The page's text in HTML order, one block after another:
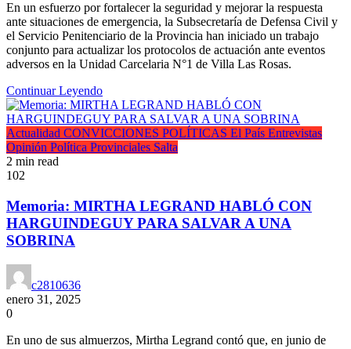
En un esfuerzo por fortalecer la seguridad y mejorar la respuesta
ante situaciones de emergencia, la Subsecretaría de Defensa Civil y
el Servicio Penitenciario de la Provincia han iniciado un trabajo
conjunto para actualizar los protocolos de actuación ante eventos
adversos en la Unidad Carcelaria N°1 de Villa Las Rosas.
Continuar Leyendo
Actualidad CONVICCIONES POLÍTICAS El País Entrevistas
Opinión Política Provinciales Salta
2 min read
102
Memoria: MIRTHA LEGRAND HABLÓ CON
HARGUINDEGUY PARA SALVAR A UNA
SOBRINA
c2810636
enero 31, 2025
0
En uno de sus almuerzos, Mirtha Legrand contó que, en junio de